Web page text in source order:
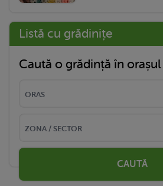
Listă cu grădinițe
Caută o grădință în
CAUTĂ